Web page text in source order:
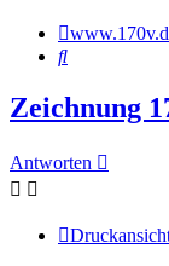
Suche
Zeichnung
Antworten